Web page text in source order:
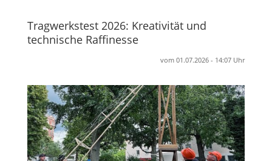
Tragwerkstest 2026: Kreativität und
technische Raffinesse
vom 01.07.2026 - 14:07 Uhr